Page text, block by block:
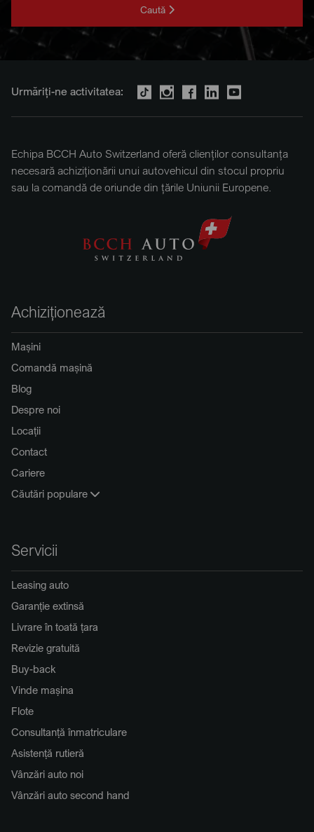
Caută
Urmăriți-ne activitatea:
Echipa BCCH Auto Switzerland oferă clienților consultanța
necesară achiziționării unui autovehicul din stocul propriu
sau la comandă de oriunde din țările Uniunii Europene.
Achiziționează
Mașini
Comandă mașină
Blog
Despre noi
Locații
Contact
Cariere
Căutări populare
Servicii
Leasing auto
Garanție extinsă
Livrare în toată țara
Revizie gratuită
Buy-back
Vinde mașina
Flote
Consultanță înmatriculare
Asistență rutieră
Vânzări auto noi
Vânzări auto second hand